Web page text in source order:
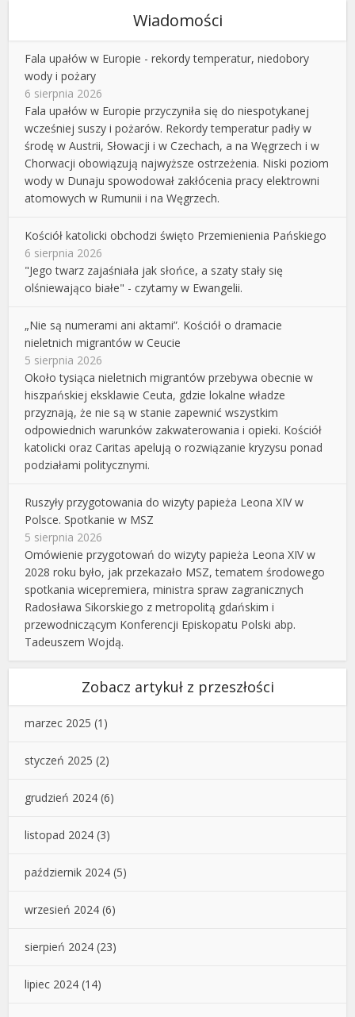
Wiadomości
Fala upałów w Europie - rekordy temperatur, niedobory
wody i pożary
6 sierpnia 2026
Fala upałów w Europie przyczyniła się do niespotykanej
wcześniej suszy i pożarów. Rekordy temperatur padły w
środę w Austrii, Słowacji i w Czechach, a na Węgrzech i w
Chorwacji obowiązują najwyższe ostrzeżenia. Niski poziom
wody w Dunaju spowodował zakłócenia pracy elektrowni
atomowych w Rumunii i na Węgrzech.
Kościół katolicki obchodzi święto Przemienienia Pańskiego
6 sierpnia 2026
"Jego twarz zajaśniała jak słońce, a szaty stały się
olśniewająco białe" - czytamy w Ewangelii.
„Nie są numerami ani aktami”. Kościół o dramacie
nieletnich migrantów w Ceucie
5 sierpnia 2026
Około tysiąca nieletnich migrantów przebywa obecnie w
hiszpańskiej eksklawie Ceuta, gdzie lokalne władze
przyznają, że nie są w stanie zapewnić wszystkim
odpowiednich warunków zakwaterowania i opieki. Kościół
katolicki oraz Caritas apelują o rozwiązanie kryzysu ponad
podziałami politycznymi.
Ruszyły przygotowania do wizyty papieża Leona XIV w
Polsce. Spotkanie w MSZ
5 sierpnia 2026
Omówienie przygotowań do wizyty papieża Leona XIV w
2028 roku było, jak przekazało MSZ, tematem środowego
spotkania wicepremiera, ministra spraw zagranicznych
Radosława Sikorskiego z metropolitą gdańskim i
przewodniczącym Konferencji Episkopatu Polski abp.
Tadeuszem Wojdą.
Zobacz artykuł z przeszłości
marzec 2025 (1)
styczeń 2025 (2)
grudzień 2024 (6)
listopad 2024 (3)
październik 2024 (5)
wrzesień 2024 (6)
sierpień 2024 (23)
lipiec 2024 (14)